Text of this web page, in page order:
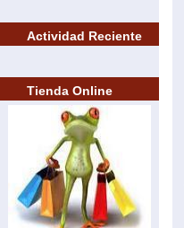
Actividad Reciente
Tienda Online